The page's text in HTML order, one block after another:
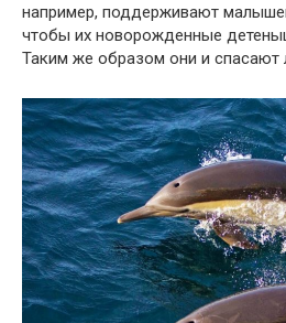
например, поддерживают
чтобы их новорожденные
Таким же образом они и спасают